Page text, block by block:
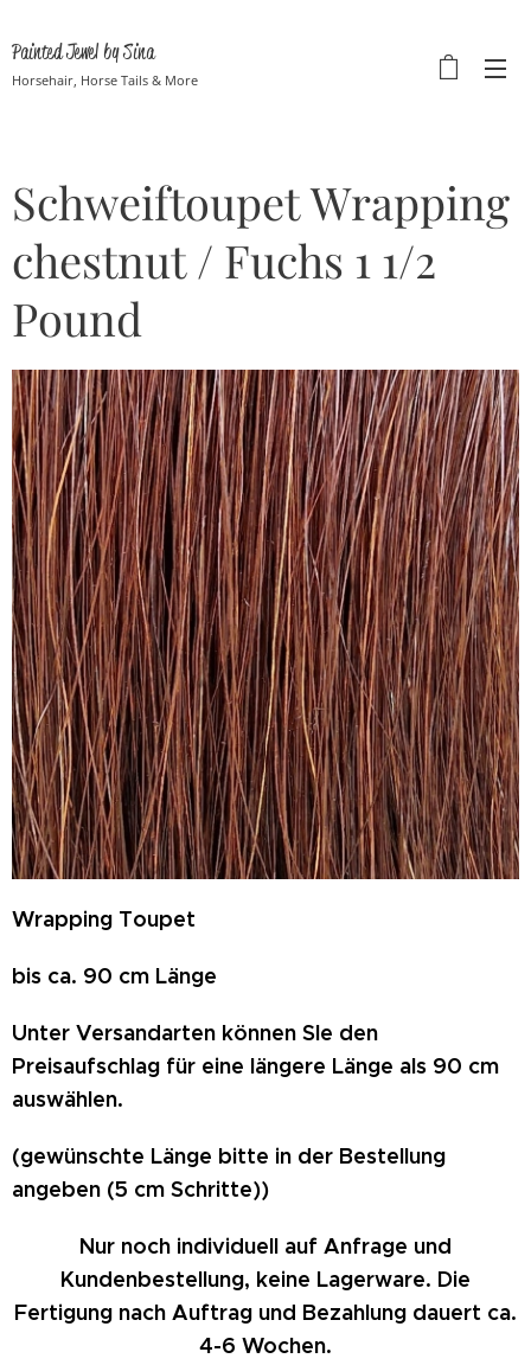
Painted Jewel by Sina
Horsehair, Horse Tails & More
Schweiftoupet Wrapping
chestnut / Fuchs 1 1/2
Pound
Wrapping Toupet
bis ca. 90 cm Länge
Unter Versandarten können SIe den
Preisaufschlag für eine längere Länge als 90 cm
auswählen.
(gewünschte Länge bitte in der Bestellung
angeben (5 cm Schritte))
Nur noch individuell auf Anfrage und
Kundenbestellung, keine Lagerware. Die
Fertigung nach Auftrag und Bezahlung dauert ca.
4-6 Wochen.